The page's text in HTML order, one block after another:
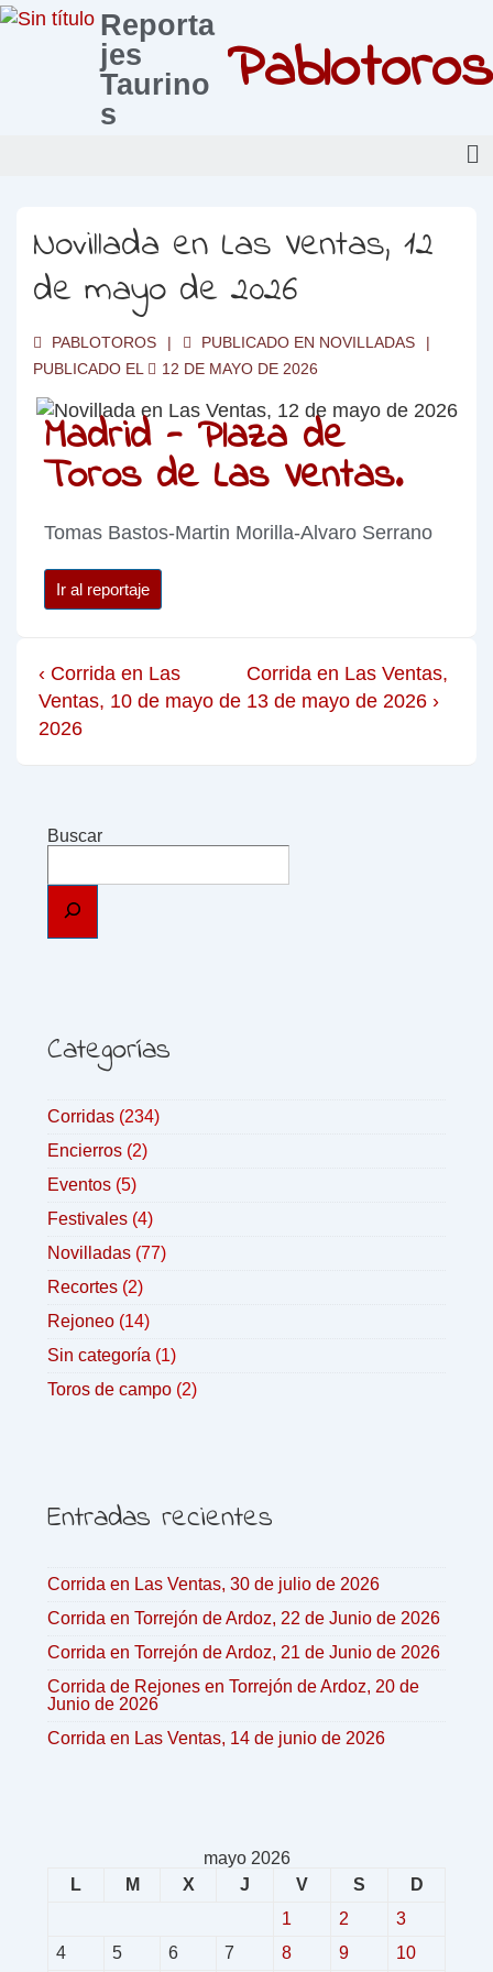
Reporta
jes
Taurino
s
Pablotoros
Novillada en Las Ventas, 12
de mayo de 2026
PABLOTOROS PUBLICADO EN NOVILLADAS
PUBLICADO EL
12 DE MAYO DE 2026
Madrid - Plaza de
Toros de Las Ventas.
Tomas Bastos-Martin Morilla-Alvaro Serrano
Ir al reportaje
‹ Corrida en Las
Ventas, 10 de mayo de
2026
Corrida en Las Ventas,
13 de mayo de 2026 ›
Buscar
Categorías
Corridas (234)
Encierros (2)
Eventos (5)
Festivales (4)
Novilladas (77)
Recortes (2)
Rejoneo (14)
Sin categoría (1)
Toros de campo (2)
Entradas recientes
Corrida en Las Ventas, 30 de julio de 2026
Corrida en Torrejón de Ardoz, 22 de Junio de 2026
Corrida en Torrejón de Ardoz, 21 de Junio de 2026
Corrida de Rejones en Torrejón de Ardoz, 20 de
Junio de 2026
Corrida en Las Ventas, 14 de junio de 2026
mayo 2026
L
M X J V S
D
1
2
3
4
5 6 7 8 9 10